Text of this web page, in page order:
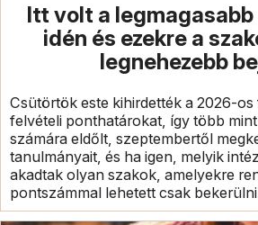
Itt volt a
idén és ezekre a
legnehezebb
Csütörtök este kihirdették a 2026-
felvételi ponthatárokat, így több
számára eldőlt, szeptembertől
tanulmányait, és ha igen, melyik
akadtak olyan szakok, amelyekre
pontszámmal lehetett csak